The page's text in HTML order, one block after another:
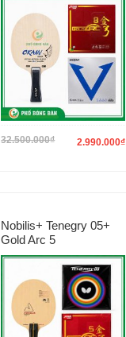
32.500.000₫ 2.990.000₫
Nobilis+ Tenegry 05+
Gold Arc 5